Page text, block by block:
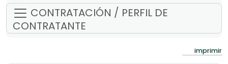
CONTRATACIÓN / PERFIL DE
CONTRATANTE
imprimir